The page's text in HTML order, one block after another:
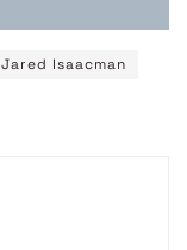
Jared Isaacman